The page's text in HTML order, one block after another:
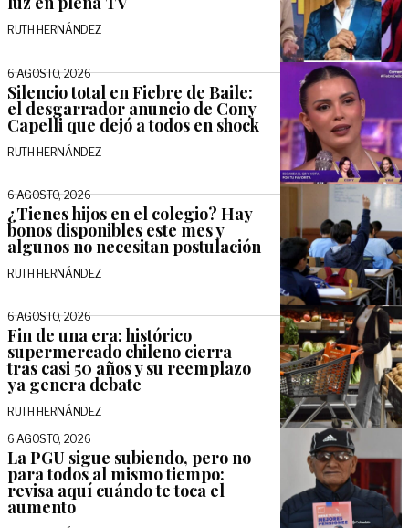
RUTH HERNÁNDEZ
6 AGOSTO, 2026
Silencio total en Fiebre de Baile:
el desgarrador anuncio de Cony
Capelli que dejó a todos en shock
RUTH HERNÁNDEZ
6 AGOSTO, 2026
¿Tienes hijos en el colegio? Hay
bonos disponibles este mes y
algunos no necesitan postulación
RUTH HERNÁNDEZ
6 AGOSTO, 2026
Fin de una era: histórico
supermercado chileno cierra
tras casi 50 años y su reemplazo
ya genera debate
RUTH HERNÁNDEZ
6 AGOSTO, 2026
La PGU sigue subiendo, pero no
para todos al mismo tiempo:
revisa aquí cuándo te toca el
aumento